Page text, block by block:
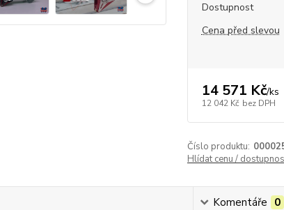
Dostupnost
Cena před slevou
14 571 Kč/ks
12 042 Kč bez DPH
Číslo produktu:
Hlídat cenu /
Komentáře 0